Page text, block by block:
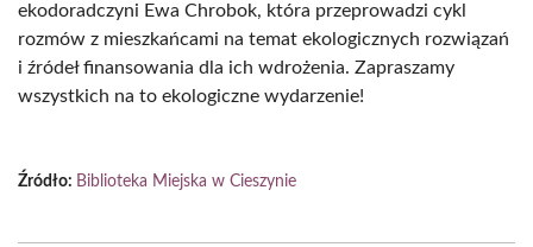
ekodoradczyni Ewa Chrobok, która przeprowadzi cykl
rozmów z mieszkańcami na temat ekologicznych rozwiązań
i źródeł finansowania dla ich wdrożenia. Zapraszamy
wszystkich na to ekologiczne wydarzenie!
Źródło: Biblioteka Miejska w Cieszynie